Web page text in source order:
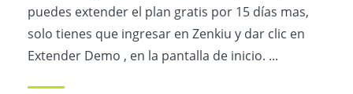
puedes extender el plan gratis por 15 días mas,
solo tienes que ingresar en Zenkiu y dar clic en
Extender Demo , en la pantalla de inicio. ...